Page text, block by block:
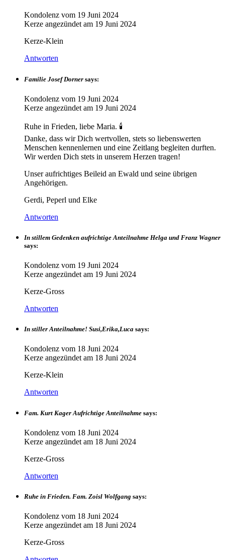
Kondolenz vom 19 Juni 2024
Kerze angezündet am 19 Juni 2024
Kerze-Klein
Antworten
Familie Josef Dorner says:
Kondolenz vom 19 Juni 2024
Kerze angezündet am 19 Juni 2024
Ruhe in Frieden, liebe Maria. 🕯️
Danke, dass wir Dich wertvollen, stets so liebenswerten
Menschen kennenlernen und eine Zeitlang begleiten durften.
Wir werden Dich stets in unserem Herzen tragen!
Unser aufrichtiges Beileid an Ewald und seine übrigen
Angehörigen.
Gerdi, Peperl und Elke
Antworten
In stillem Gedenken aufrichtige Anteilnahme Helga und Franz Wagner
says:
Kondolenz vom 19 Juni 2024
Kerze angezündet am 19 Juni 2024
Kerze-Gross
Antworten
In stiller Anteilnahme! Susi,Erika,Luca says:
Kondolenz vom 18 Juni 2024
Kerze angezündet am 18 Juni 2024
Kerze-Klein
Antworten
Fam. Kurt Kager Aufrichtige Anteilnahme says:
Kondolenz vom 18 Juni 2024
Kerze angezündet am 18 Juni 2024
Kerze-Gross
Antworten
Ruhe in Frieden. Fam. Zoisl Wolfgang says:
Kondolenz vom 18 Juni 2024
Kerze angezündet am 18 Juni 2024
Kerze-Gross